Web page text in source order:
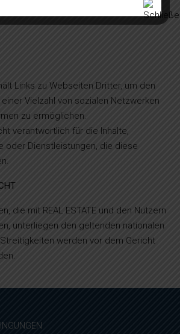
stehende Adresse schreiben:
Links zu Webseiten Dritter, um den
Vielzahl von sozialen Netzwerken
zu ermöglichen.
verantwortlich für die Inhalte,
oder Dienstleistungen, die diese
die mit REAL ESTATE und den Nutzern
unterliegen den geltenden nationalen
werden vor dem Gericht